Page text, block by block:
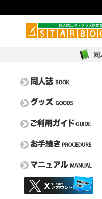
オンデマンド比較表
取扱用紙一覧
特色一覧
フェア情報
お問い合わせ